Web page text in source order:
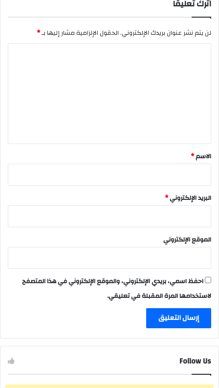
اترك تعليقاً
لن يتم نشر عنوان بريدك الإلكتروني.الحقول الإلزامية مشار إليها بـ*
*
الاسم*
البريد الإلكتروني*
الموقع الإلكتروني
احفظ اسمي، بريدي الإلكتروني، والموقع الإلكتروني في هذا المتصفح
لاستخدامها المرة المقبلة في تعليقي.
Follow Us